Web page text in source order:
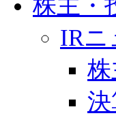
株主・
IRニ
決